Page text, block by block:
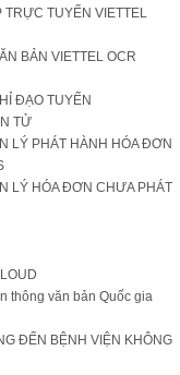
TRỰC TUYẾN VIETTEL
BẢN VIETTEL OCR
ĐẠO TUYẾN
TỬ
LÝ PHÁT HÀNH HÓA ĐƠN
LÝ HÓA ĐƠN CHƯA PHÁT
thông văn bản Quốc gia
ĐẾN BỆNH VIỆN KHÔNG